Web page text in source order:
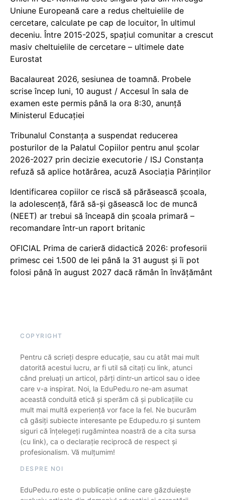
Uniune Europeană care a redus cheltuielile de
cercetare, calculate pe cap de locuitor, în ultimul
deceniu. Între 2015-2025, spațiul comunitar a crescut
masiv cheltuielile de cercetare – ultimele date
Eurostat
Bacalaureat 2026, sesiunea de toamnă. Probele
scrise încep luni, 10 august / Accesul în sala de
examen este permis până la ora 8:30, anunță
Ministerul Educației
Tribunalul Constanța a suspendat reducerea
posturilor de la Palatul Copiilor pentru anul școlar
2026-2027 prin decizie executorie / ISJ Constanța
refuză să aplice hotărârea, acuză Asociația Părinților
Identificarea copiilor ce riscă să părăsească școala,
la adolescență, fără să-și găsească loc de muncă
(NEET) ar trebui să înceapă din școala primară –
recomandare într-un raport britanic
OFICIAL Prima de carieră didactică 2026: profesorii
primesc cei 1.500 de lei până la 31 august și îi pot
folosi până în august 2027 dacă rămân în învățământ
COPYRIGHT
Pentru că scrieți despre educație, sau cu atât mai mult
datorită acestui lucru, ar fi util să citați cu link, atunci
când preluați un articol, părți dintr-un articol sau o idee
care v-a inspirat. Noi, la EduPedu.ro ne-am asumat
această conduită etică și sperăm că și publicațiile cu
mult mai multă experiență vor face la fel. Ne bucurăm
că găsiți subiecte interesante pe Edupedu.ro și suntem
siguri că înțelegeți rugămintea noastră de a cita sursa
(cu link), ca o declarație reciprocă de respect și
profesionalism. Vă mulțumim!
DESPRE NOI
EduPedu.ro este o publicație online care găzduiește